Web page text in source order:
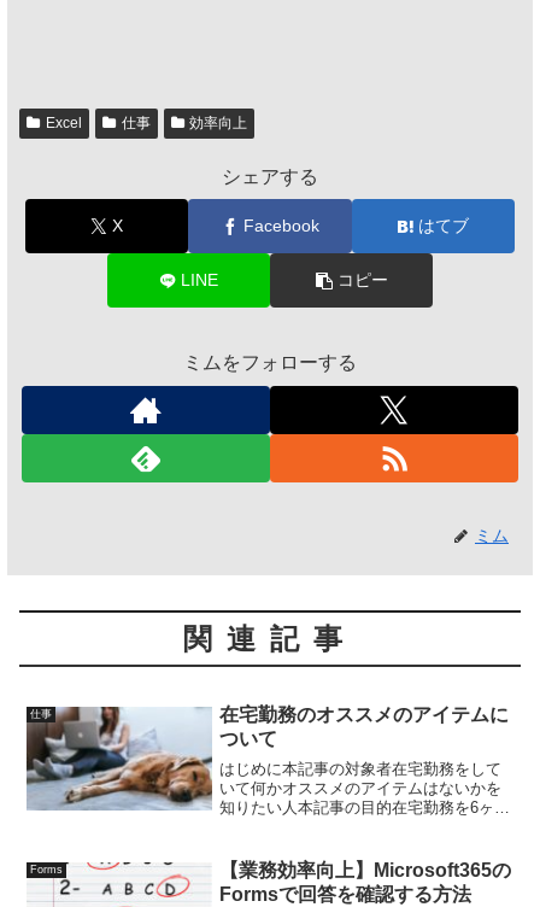
Excel 仕事 効率向上
シェアする
X Facebook はてブ
LINE コピー
ミムをフォローする
ミム
関連記事
仕事
在宅勤務のオススメのアイテムに
ついて
はじめに本記事の対象者在宅勤務をして
いて何かオススメのアイテムはないかを
知りたい人本記事の目的在宅勤務を6ヶ月
イテム 自分は、2020年3月末からずっと
在宅勤務をするよ...
Forms
【業務効率向上】Microsoft365の
Formsで回答を確認する方法